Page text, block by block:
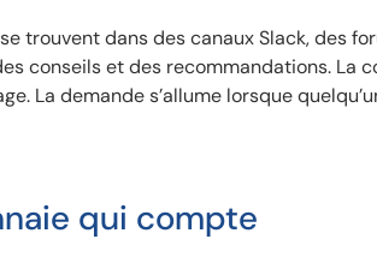
trouvent dans des canaux Slack, des
conseils et des recommandations. La
La demande s’allume lorsque
qui compte